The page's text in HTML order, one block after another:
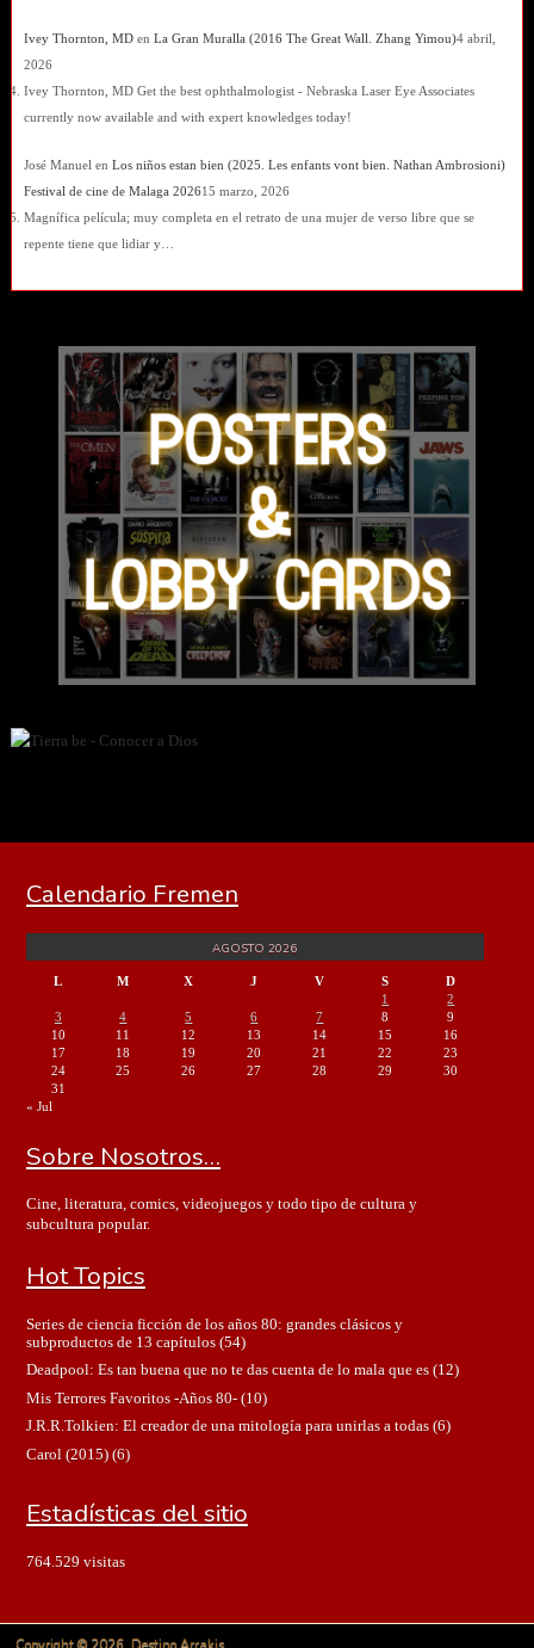
Ivey Thornton, MDen La Gran Muralla (2016 The Great Wall. Zhang Yimou)4 abril,
2026
Ivey Thornton, MD Get the best ophthalmologist - Nebraska Laser Eye Associates
currently now available and with expert knowledges today!
José Manuel en Los niños estan bien (2025. Les enfants vont bien. Nathan Ambrosioni)
Festival de cine de Malaga 202615 marzo, 2026
Magnífica película; muy completa en el retrato de una mujer de verso libre que se
repente tiene que lidiar y…
Calendario Fremen
AGOSTO 2026
L M X J V S
D
1
2
3
4 5 6 7 8
9
10
11 12 13 14 15
16
17
18 19 20 21 22
23
24
25 26 27 28 29
30
31
« Jul
Sobre Nosotros…
Cine, literatura, comics, videojuegos y todo tipo de cultura y
subcultura popular.
Hot Topics
Series de ciencia ficción de los años 80: grandes clásicos y
subproductos de 13 capítulos(54)
Deadpool: Es tan buena que no te das cuenta de lo mala que es(12)
Mis Terrores Favoritos -Años 80-(10)
J.R.R.Tolkien: El creador de una mitología para unirlas a todas(6)
Carol (2015)(6)
Estadísticas del sitio
764.529 visitas